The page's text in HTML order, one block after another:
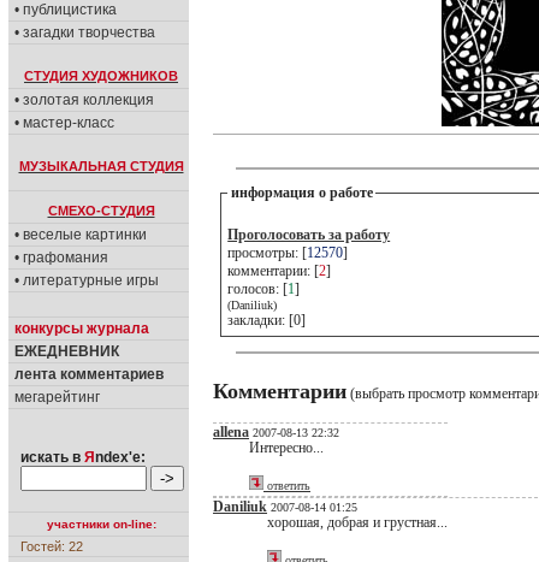
• публицистика
• загадки творчества
СТУДИЯ ХУДОЖНИКОВ
• золотая коллекция
• мастер-класс
МУЗЫКАЛЬНАЯ СТУДИЯ
СМЕХО-СТУДИЯ
• веселые картинки
• графомания
• литературные игры
конкурсы журнала
ЕЖЕДНЕВНИК
лента комментариев
мегарейтинг
искать в Я ndex'е:
участники on-line:
Гостей: 22
информация о работе
Проголосовать за работу
просмотры: [12570]
комментарии: [2]
голосов: [1]
(Daniliuk)
закладки: [0]
Комментарии (выбрать просмотр
allena 2007-08-13 22:32
Интересно...
ответить
Daniliuk 2007-08-14 01:25
хорошая, добрая и грустная...